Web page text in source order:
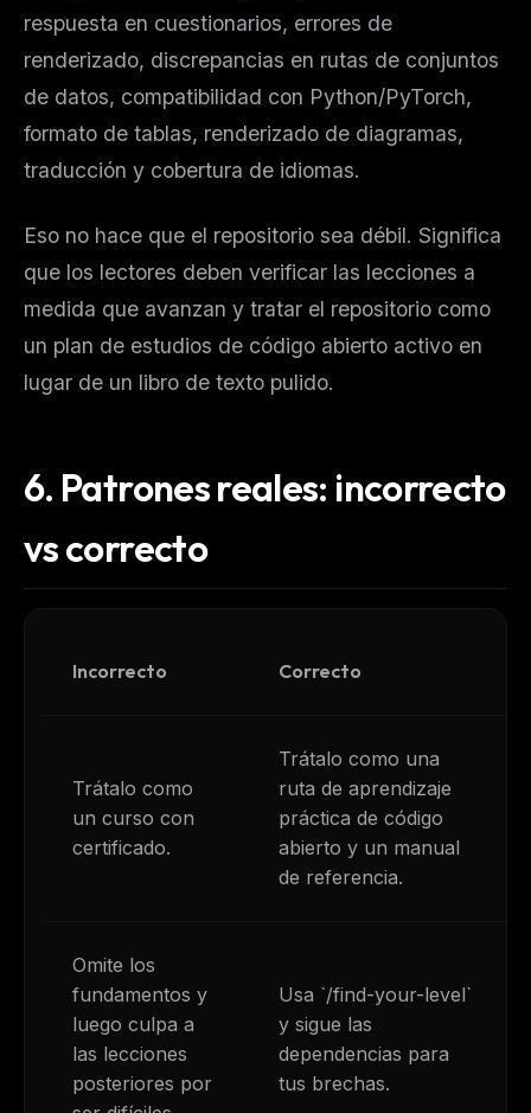
respuesta en cuestionarios, errores de
renderizado, discrepancias en rutas de conjuntos
de datos, compatibilidad con Python/PyTorch,
formato de tablas, renderizado de diagramas,
traducción y cobertura de idiomas.
Eso no hace que el repositorio sea débil. Significa
que los lectores deben verificar las lecciones a
medida que avanzan y tratar el repositorio como
un plan de estudios de código abierto activo en
lugar de un libro de texto pulido.
6. Patrones reales: incorrecto
vs correcto
Incorrecto Correcto
Trátalo como
un curso con
certificado.
Trátalo como una
ruta de aprendizaje
práctica de código
abierto y un manual
de referencia.
Omite los
fundamentos y
luego culpa a
las lecciones
posteriores por
Usa `/find-your-level`
y sigue las
dependencias para
tus brechas.